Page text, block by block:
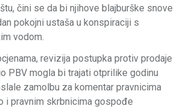
čini se da bi njihove blajburške snove
pokojni ustaša u konspiraciji s
vodom.
revizija postupka protiv prodaje
PBV mogla bi trajati otprilike godinu
zamolbu za komentar pravnicima
i pravnim skrbnicima gospođe